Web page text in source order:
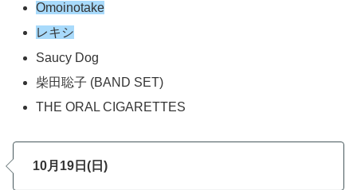
Omoinotake
レキシ
Saucy Dog
柴田聡子 (BAND SET)
THE ORAL CIGARETTES
10月19日(日)